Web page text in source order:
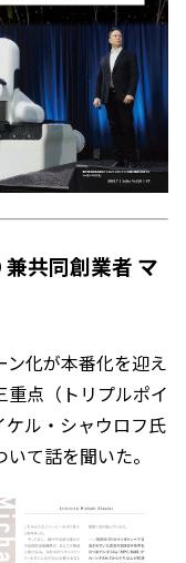
共同創業者 マ
化が本番化を迎え
重点（トリプルポイ
ル・シャウロフ氏
て話を聞いた。